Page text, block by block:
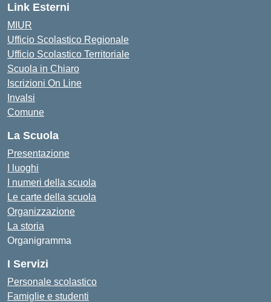
Link Esterni
MIUR
Ufficio Scolastico Regionale
Ufficio Scolastico Territoriale
Scuola in Chiaro
Iscrizioni On Line
Invalsi
Comune
La Scuola
Presentazione
I luoghi
I numeri della scuola
Le carte della scuola
Organizzazione
La storia
Organigramma
I Servizi
Personale scolastico
Famiglie e studenti